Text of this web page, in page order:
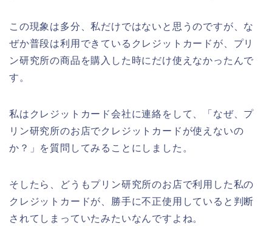
この現象は多分、私だけではないと思うのですが、な
ぜか普段は利用できているクレジットカードが、プリ
ン研究所の商品を購入した時にだけ使えなかったんで
す。
私はクレジットカード会社に連絡をして、「なぜ、プ
リン研究所のお店でクレジットカードが使えないの
か？」を質問してみることにしました。
そしたら、どうもプリン研究所のお店で利用した私の
クレジットカードが、勝手に不正使用していると判断
されてしまっていたみたいなんですよね。